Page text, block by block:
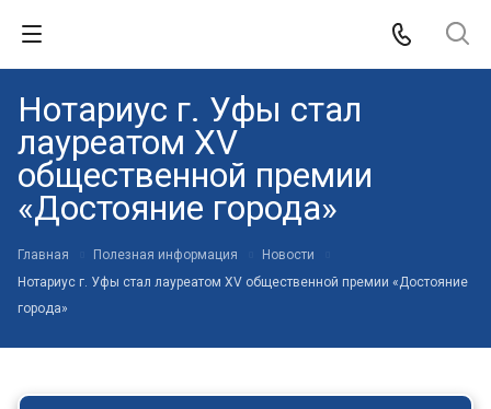
Нотариус г. Уфы стал
лауреатом XV
общественной премии
«Достояние города»
Главная Полезная информация
Новости
Нотариус г. Уфы стал лауреатом XV общественной премии «Достояние
города»